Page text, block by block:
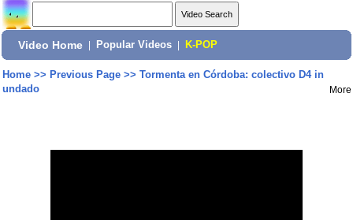
Video Home Popular Videos K-POP
Home>> Previous Page>> Tormenta en Córdoba: colectivo D4 in
undado
More